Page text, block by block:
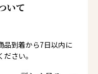
いて
品到着から7日以内に
さい。